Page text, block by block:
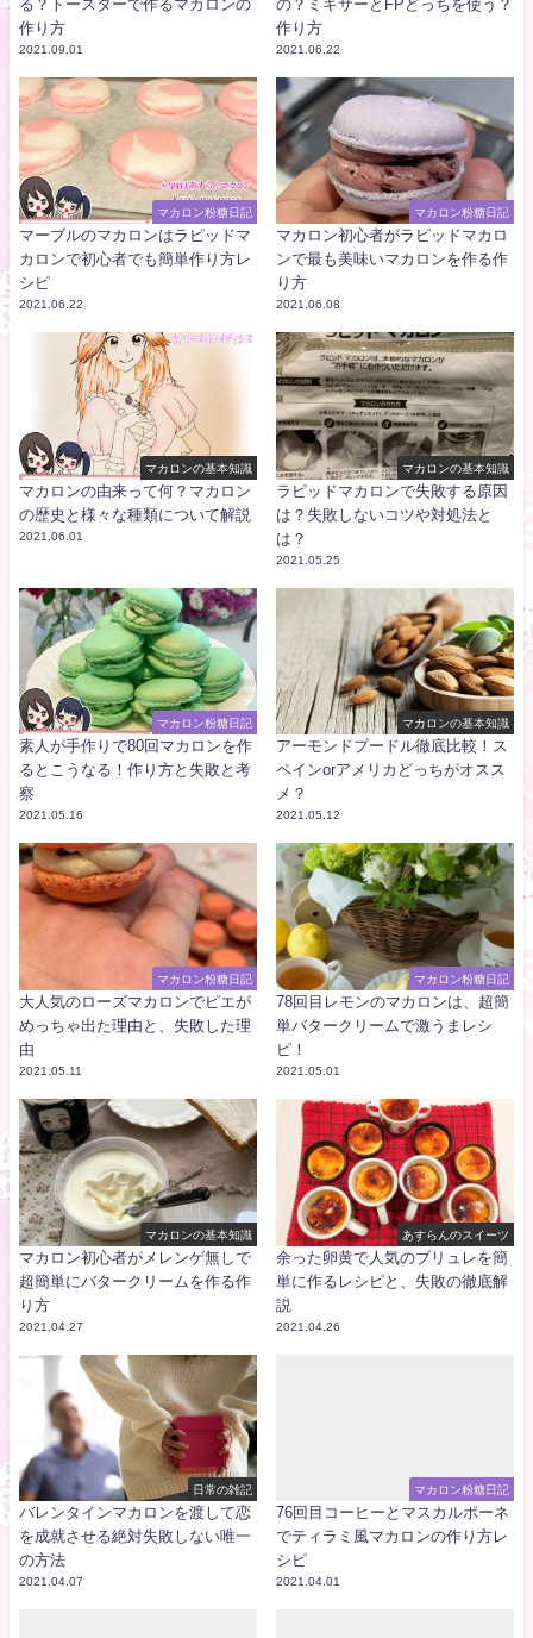
る？トースターで作るマカロンの
作り方
2021.09.01
の？ミキサーとFPどっちを使う？
作り方
2021.06.22
マカロン粉糖日記
マーブルのマカロンはラピッドマ
カロンで初心者でも簡単作り方レ
シピ
2021.06.22
マカロン粉糖日記
マカロン初心者がラピッドマカロ
ンで最も美味いマカロンを作る作
り方
2021.06.08
マカロンの基本知識
マカロンの由来って何？マカロン
の歴史と様々な種類について解説
2021.06.01
マカロンの基本知識
ラピッドマカロンで失敗する原因
は？失敗しないコツや対処法と
は？
2021.05.25
マカロン粉糖日記
素人が手作りで80回マカロンを作
るとこうなる！作り方と失敗と考
察
2021.05.16
マカロンの基本知識
アーモンドプードル徹底比較！ス
ペインorアメリカどっちがオスス
メ？
2021.05.12
マカロン粉糖日記
大人気のローズマカロンでピエが
めっちゃ出た理由と、失敗した理
由
2021.05.11
マカロン粉糖日記
78回目レモンのマカロンは、超簡
単バタークリームで激うまレシ
ピ！
2021.05.01
マカロンの基本知識
マカロン初心者がメレンゲ無しで
超簡単にバタークリームを作る作
り方
2021.04.27
あすらんのスイーツ
余った卵黄で人気のブリュレを簡
単に作るレシピと、失敗の徹底解
説
2021.04.26
日常の雑記
バレンタインマカロンを渡して恋
を成就させる絶対失敗しない唯一
の方法
2021.04.07
マカロン粉糖日記
76回目コーヒーとマスカルポーネ
でティラミ風マカロンの作り方レ
シピ
2021.04.01